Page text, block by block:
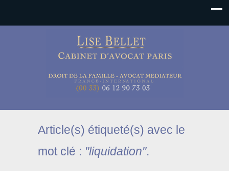
Article(s) étiqueté(s) avec le
mot clé : "liquidation".